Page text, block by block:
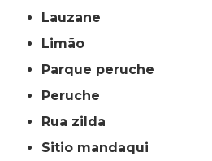
lauzane
limão
parque peruche
peruche
rua zilda
sitio mandaqui